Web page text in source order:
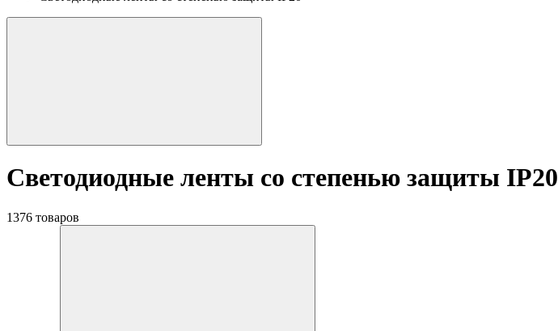
Светодиодные ленты со степенью защиты IP20
1376 товаров